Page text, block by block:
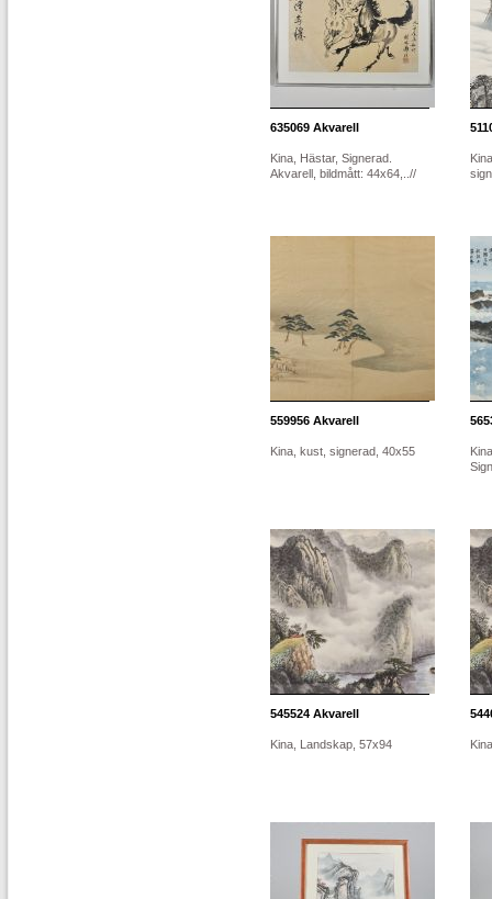
635069 Akvarell
Kina, Hästar, Signerad.
Akvarell, bildmått: 44x64,..//
559956 Akvarell
Kina, kust, signerad, 40x55
545524 Akvarell
Kina, Landskap, 57x94